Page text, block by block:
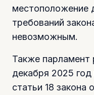
местоположение
требований
невозможным.
Также парламент
декабря 2025
статьи 18 закона